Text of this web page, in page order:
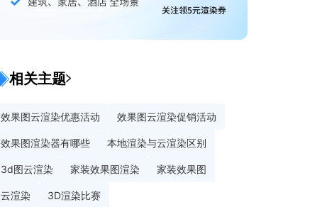
相关主题
效果图云渲染优惠活动 效果图云渲染促销活动
效果图渲染器有哪些 本地渲染与云渲染区别
3d图云渲染 家装效果图渲染 家装效果图
云渲染 3D渲染比赛